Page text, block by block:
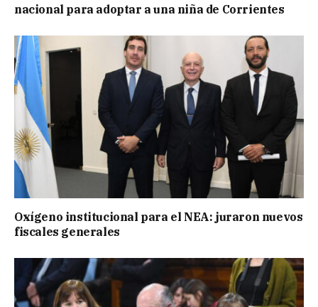
nacional para adoptar a una niña de Corrientes
Oxígeno institucional para el NEA: juraron nuevos
fiscales generales